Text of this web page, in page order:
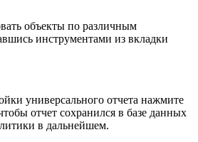
объекты по различным
инструментами из вкладки
универсального отчета нажмите
отчет сохранился в базе данных
в дальнейшем.